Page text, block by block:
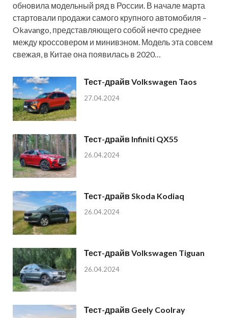
обновила модельный ряд в России. В начале марта
стартовали продажи самого крупного автомобиля –
Okavango, представляющего собой нечто среднее
между кроссовером и минивэном. Модель эта совсем
свежая, в Китае она появилась в 2020…
Тест-драйв Volkswagen Taos
27.04.2024
Тест-драйв Infiniti QX55
26.04.2024
Тест-драйв Skoda Kodiaq
26.04.2024
Тест-драйв Volkswagen Tiguan
26.04.2024
Тест-драйв Geely Coolray